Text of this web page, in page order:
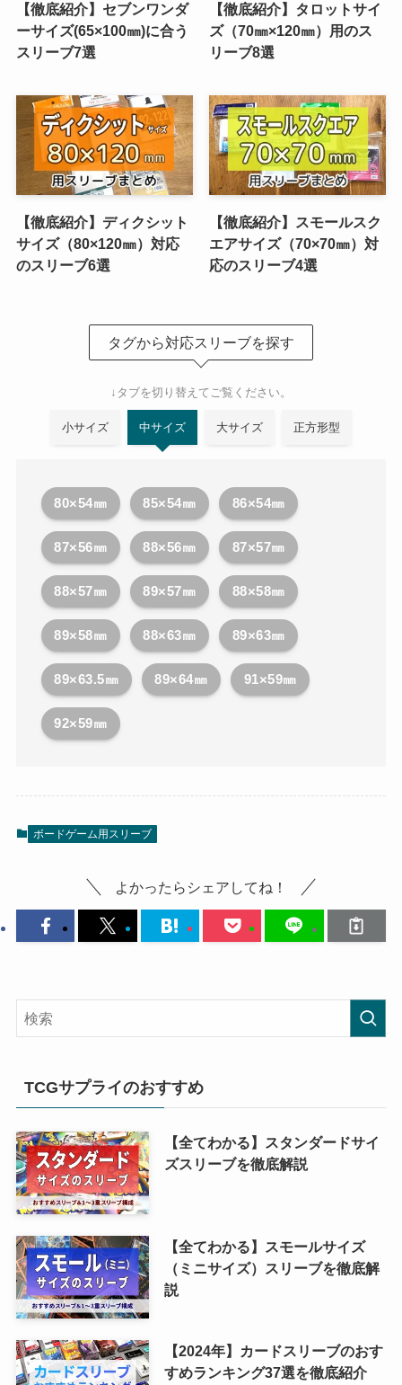
【徹底紹介】セブンワンダ
ーサイズ(65×100㎜)に合う
スリーブ7選
【徹底紹介】タロットサイ
ズ（70㎜×120㎜）用のス
リーブ8選
【徹底紹介】ディクシット
サイズ（80×120㎜）対応
のスリーブ6選
【徹底紹介】スモールスク
エアサイズ（70×70㎜）対
応のスリーブ4選
タグから対応スリーブを探す
↓タブを切り替えてご覧ください。
小サイズ 中サイズ 大サイズ 正方形型
80×54㎜ 85×54㎜ 86×54㎜
87×56㎜ 88×56㎜ 87×57㎜
88×57㎜ 89×57㎜ 88×58㎜
89×58㎜ 88×63㎜ 89×63㎜
89×63.5㎜ 89×64㎜ 91×59㎜
92×59㎜
ボードゲーム用スリーブ
よかったらシェアしてね！
TCGサプライのおすすめ
【全てわかる】スタンダードサイ
ズスリーブを徹底解説
【全てわかる】スモールサイズ
（ミニサイズ）スリーブを徹底解
説
【2024年】カードスリーブのおす
すめランキング37選を徹底紹介